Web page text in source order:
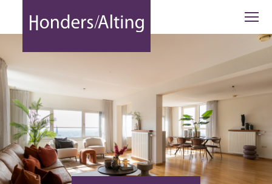
De Regent 226, Eindhoven - Honders